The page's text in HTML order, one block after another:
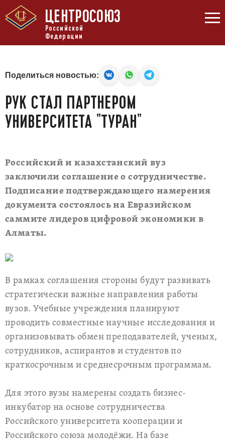
ЦЕНТРОСОЮЗ
Российской
Федерации
Поделиться новостью:
РУК СТАЛ ПАРТНЕРОМ
УНИВЕРСИТЕТА "ТУРАН"
Российский и казахстанский вуз
заключили соглашение о сотрудничестве.
Подписание подтверждающего намерения
документа состоялось на Евразийском
саммите лидеров цифровой экономики в
Алматы.
В рамках соглашения стороны будут развивать
стратегически важные направления работы
вузов. Учебные учреждения планируют
проводить совместные научные исследования и
организовывать обмен преподавателей, ученых,
сотрудников, аспирантов и студентов по
краткосрочным и среднесрочным программам.
Для этого вузы намерены создать бизнес-
инкубатор на основе сотрудничества
Российского университета кооперации и
Российского союза молодёжи. На базе